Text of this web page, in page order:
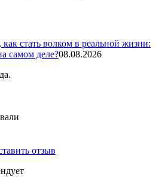
как стать волком в реальной жизни:
самом деле?08.08.2026
отзыв